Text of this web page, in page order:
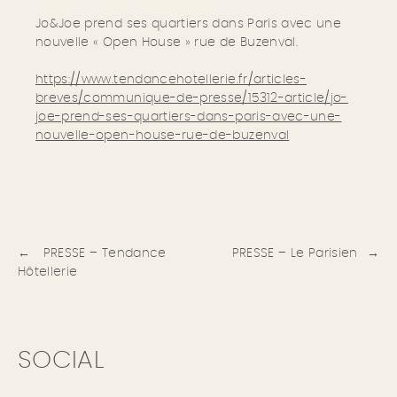
Jo&Joe prend ses quartiers dans Paris avec une
nouvelle « Open House » rue de Buzenval.
https://www.tendancehotellerie.fr/articles-
breves/communique-de-presse/15312-article/jo-
joe-prend-ses-quartiers-dans-paris-avec-une-
nouvelle-open-house-rue-de-buzenval
l’article
PRESSE – Tendance
Hôtellerie
PRESSE – Le Parisien
SOCIAL